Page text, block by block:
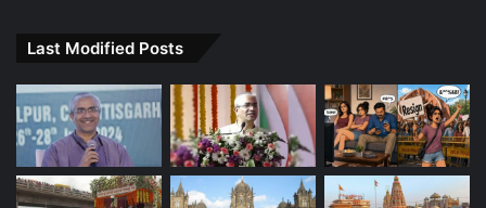
Last Modified Posts